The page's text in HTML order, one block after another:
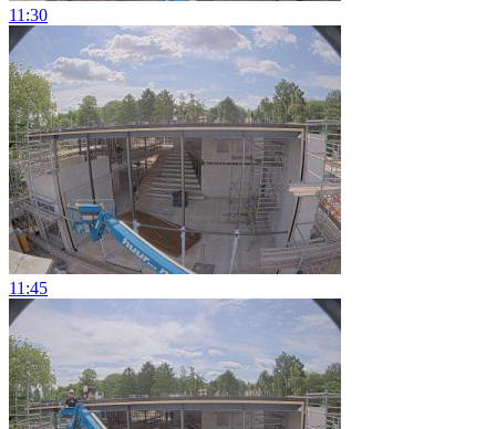
11:30
11:45